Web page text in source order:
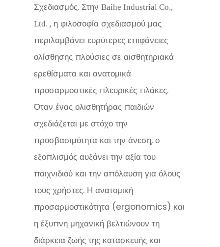
Σχεδιασμός. Στην Baihe Industrial Co.,
Ltd. , η φιλοσοφία σχεδιασμού μας
περιλαμβάνει ευρύτερες επιφάνειες
ολίσθησης πλούσιες σε αισθητηριακά
ερεθίσματα και ανατομικά
προσαρμοστικές πλευρικές πλάκες.
Όταν ένας ολισθητήρας παιδιών
σχεδιάζεται με στόχο την
προσβασιμότητα και την άνεση, ο
εξοπλισμός αυξάνει την αξία του
παιχνιδιού και την απόλαυση για όλους
τους χρήστες. Η ανατομική
προσαρμοστικότητα (ergonomics) και
η έξυπνη μηχανική βελτιώνουν τη
διάρκεια ζωής της κατασκευής και